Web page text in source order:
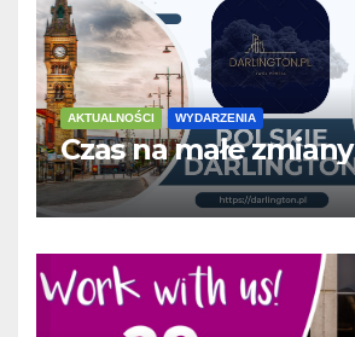
AKTUALNOŚCI WYDARZENIA
Czas na małe zmiany